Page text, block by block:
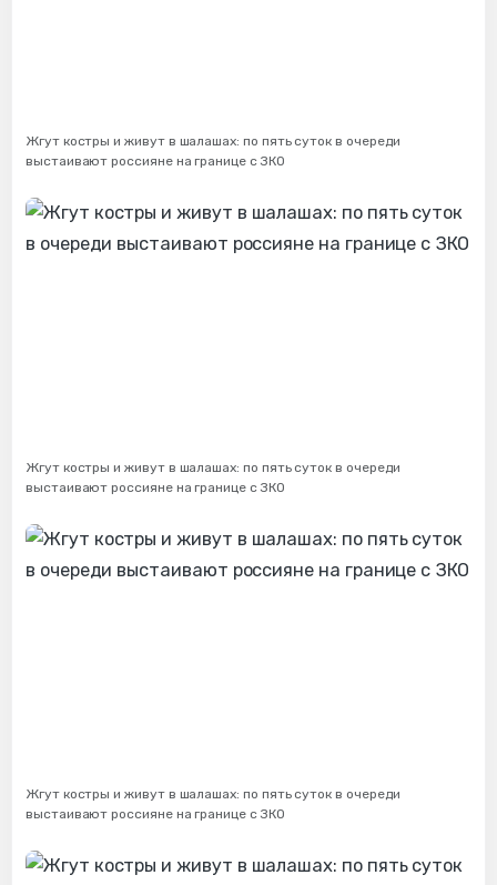
Жгут костры и живут в шалашах: по пять суток в очереди
выстаивают россияне на границе с ЗКО
Жгут костры и живут в шалашах: по пять суток в очереди
выстаивают россияне на границе с ЗКО
Жгут костры и живут в шалашах: по пять суток в очереди
выстаивают россияне на границе с ЗКО